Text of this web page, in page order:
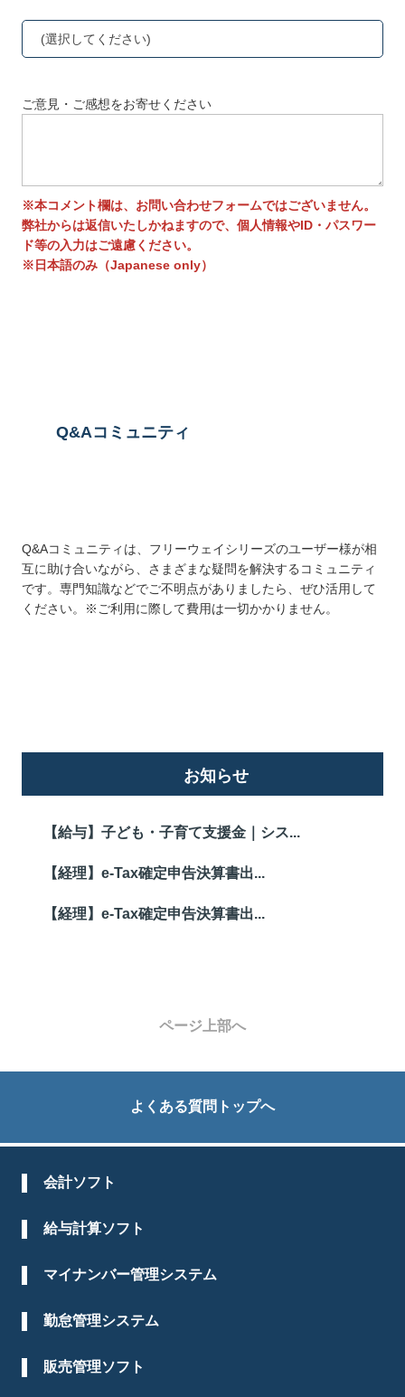
(選択してください)
ご意見・ご感想をお寄せください
※本コメント欄は、お問い合わせフォームではございません。
弊社からは返信いたしかねますので、個人情報やID・パスワー
ド等の入力はご遠慮ください。
※日本語のみ（Japanese only）
Q&Aコミュニティ
Q&Aコミュニティは、フリーウェイシリーズのユーザー様が相
互に助け合いながら、さまざまな疑問を解決するコミュニティ
です。専門知識などでご不明点がありましたら、ぜひ活用して
ください。※ご利用に際して費用は一切かかりません。
お知らせ
【給与】子ども・子育て支援金｜シス...
【経理】e-Tax確定申告決算書出...
【経理】e-Tax確定申告決算書出...
ページ上部へ
よくある質問トップへ
会計ソフト
給与計算ソフト
マイナンバー管理システム
勤怠管理システム
販売管理ソフト